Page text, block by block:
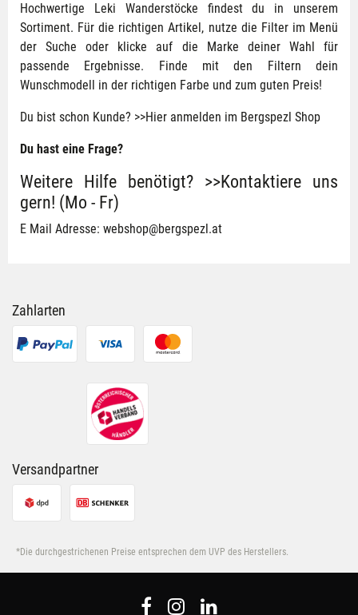
Hochwertige Leki Wanderstöcke findest du in unserem
Sortiment. Für die richtigen Artikel, nutze die Filter im Menü
der Suche oder klicke auf die Marke deiner Wahl für
passende Ergebnisse. Finde mit den Filtern dein
Wunschmodell in der richtigen Farbe und zum guten Preis!
Du bist schon Kunde? >>Hier anmelden im Bergspezl Shop
Du hast eine Frage?
Weitere Hilfe benötigt? >>Kontaktiere uns
gern! (Mo - Fr)
E Mail Adresse: webshop@bergspezl.at
Zahlarten
Versandpartner
*Die durchgestrichenen Preise entsprechen dem UVP des Herstellers.